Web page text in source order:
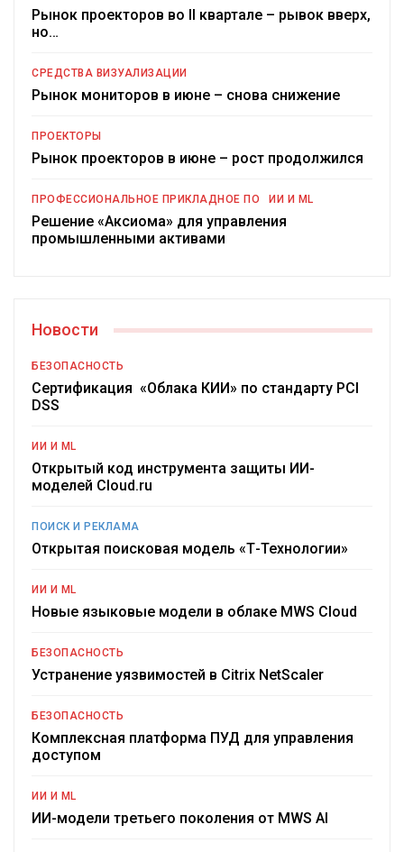
Рынок проекторов во II квартале – рывок вверх,
но…
СРЕДСТВА ВИЗУАЛИЗАЦИИ
Рынок мониторов в июне – снова снижение
ПРОЕКТОРЫ
Рынок проекторов в июне – рост продолжился
ПРОФЕССИОНАЛЬНОЕ ПРИКЛАДНОЕ ПО ИИ И ML
Решение «Аксиома» для управления
промышленными активами
Новости
БЕЗОПАСНОСТЬ
Сертификация «Облака КИИ» по стандарту PCI
DSS
ИИ И ML
Открытый код инструмента защиты ИИ-
моделей Cloud.ru
ПОИСК И РЕКЛАМА
Открытая поисковая модель «Т-Технологии»
ИИ И ML
Новые языковые модели в облаке MWS Cloud
БЕЗОПАСНОСТЬ
Устранение уязвимостей в Citrix NetScaler
БЕЗОПАСНОСТЬ
Комплексная платформа ПУД для управления
доступом
ИИ И ML
ИИ-модели третьего поколения от MWS AI